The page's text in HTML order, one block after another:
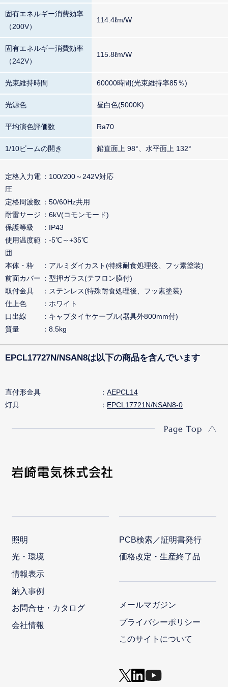
固有エネルギー消費効率
（200V）
114.4ℓm/W
固有エネルギー消費効率
（242V）
115.8ℓm/W
光束維持時間 60000時間(光束維持率85％)
光源色 昼白色(5000K)
平均演色評価数 Ra70
1/10ビームの開き 鉛直面上 98°、水平面上 132°
定格入力電
圧
100/200～242V対応
定格周波数
50/60Hz共用
耐雷サージ
6kV(コモンモード)
保護等級
IP43
使用温度範
囲
-5℃～+35℃
本体・枠
アルミダイカスト(特殊耐食処理後、フッ素塗装)
前面カバー
型押ガラス(テフロン膜付)
取付金具
ステンレス(特殊耐食処理後、フッ素塗装)
仕上色
ホワイト
口出線
キャブタイヤケーブル(器具外800mm付)
質量
8.5kg
EPCL17727N/NSAN8は以下の商品を含んでいます
直付形金具
AEPCL14
灯具
EPCL17721N/NSAN8-0
Page Top
照明
光・環境
情報表示
納入事例
お問合せ・カタログ
会社情報
PCB検索／証明書発行
価格改定・生産終了品
メールマガジン
プライバシーポリシー
このサイトについて